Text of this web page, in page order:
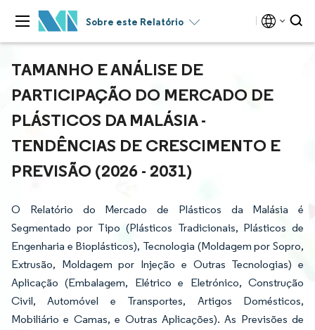
Sobre este Relatório
TAMANHO E ANÁLISE DE
PARTICIPAÇÃO DO MERCADO DE
PLÁSTICOS DA MALÁSIA -
TENDÊNCIAS DE CRESCIMENTO E
PREVISÃO (2026 - 2031)
O Relatório do Mercado de Plásticos da Malásia é
Segmentado por Tipo (Plásticos Tradicionais, Plásticos de
Engenharia e Bioplásticos), Tecnologia (Moldagem por Sopro,
Extrusão, Moldagem por Injeção e Outras Tecnologias) e
Aplicação (Embalagem, Elétrico e Eletrónico, Construção
Civil, Automóvel e Transportes, Artigos Domésticos,
Mobiliário e Camas, e Outras Aplicações). As Previsões de